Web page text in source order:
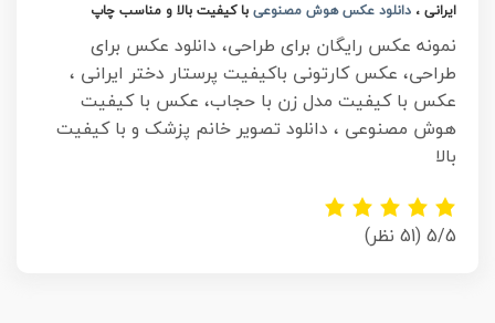
ایرانی ، دانلود عکس هوش مصنوعی با کیفیت بالا و مناسب چاپ
نمونه عکس رایگان برای طراحی، دانلود عکس برای
طراحی، عکس کارتونی باکیفیت پرستار دختر ایرانی ،
عکس با کیفیت مدل زن با حجاب، عکس با کیفیت
هوش مصنوعی ، دانلود تصویر خانم پزشک و با کیفیت
بالا
5/5 (51 نظر)